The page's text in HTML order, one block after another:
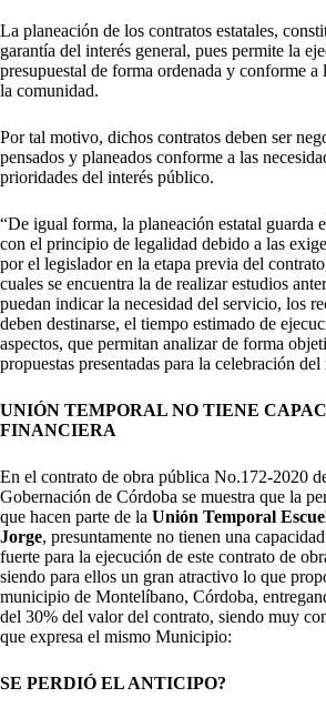
La planeación de los contratos estatales,
garantía del interés general, pues permite la
presupuestal de forma ordenada y conforme a
la comunidad.
Por tal motivo, dichos contratos deben ser
pensados y planeados conforme a las
prioridades del interés público.
“De igual forma, la planeación estatal guarda
con el principio de legalidad debido a las
por el legislador en la etapa previa del
cuales se encuentra la de realizar estudios
puedan indicar la necesidad del servicio, los
deben destinarse, el tiempo estimado de
aspectos, que permitan analizar de forma
propuestas presentadas para la celebración del
UNIÓN TEMPORAL NO TIENE
FINANCIERA
En el contrato de obra pública No.172-2020
Gobernación de Córdoba se muestra que la
que hacen parte de la Unión Temporal
Jorge, presuntamente no tienen una
fuerte para la ejecución de este contrato de
siendo para ellos un gran atractivo lo que
municipio de Montelíbano, Córdoba,
del 30% del valor del contrato, siendo muy
que expresa el mismo Municipio:
SE PERDIÓ EL ANTICIPO?